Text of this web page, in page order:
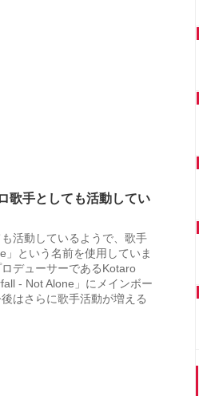
歌手としても活動してい
活動しているようで、歌手
という名前を使用していま
デューサーであるKotaro
- Not Alone」にメインボー
はさらに歌手活動が増える